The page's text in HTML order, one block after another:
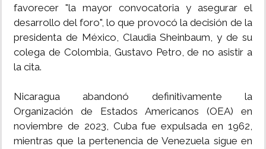
favorecer "la mayor convocatoria y asegurar el
desarrollo del foro", lo que provocó la decisión de la
presidenta de México, Claudia Sheinbaum, y de su
colega de Colombia, Gustavo Petro, de no asistir a
la cita.
Nicaragua abandonó definitivamente la
Organización de Estados Americanos (OEA) en
noviembre de 2023, Cuba fue expulsada en 1962,
mientras que la pertenencia de Venezuela sigue en